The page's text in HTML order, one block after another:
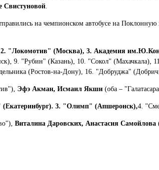
Свистуновой
на чемпионском автобусе на
"Локомотив" (Москва), 3. Академия
(Казань), 10. "Сокол" (Махачкала),
(Ростов-на-Дону), 16. "Добруджа"
Эфэ Акман, Исмаил Якши (оба –
(Екатеринбург). 3. "Олимп" (Апшеронск),4.
Виталина Даровских, Анастасия Самойлова